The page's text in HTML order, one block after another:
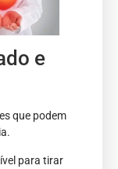
e
que podem
para tirar